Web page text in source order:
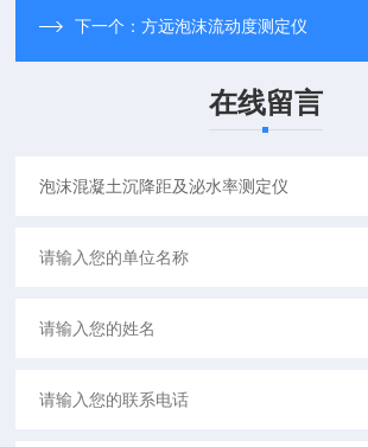
下一个：方远泡沫流动度测定仪
在线留言